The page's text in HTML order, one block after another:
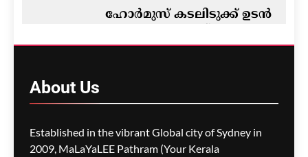
ഹോർമുസ് കടലിടുക്ക് ഉടൻ
ചർച്ചകൾ
ago
0
About Us
Established in the vibrant Global city of Sydney in
2009, MaLaYaLEE Pathram (Your Kerala